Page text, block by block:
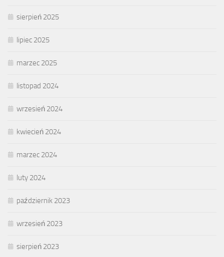
sierpień 2025
lipiec 2025
marzec 2025
listopad 2024
wrzesień 2024
kwiecień 2024
marzec 2024
luty 2024
październik 2023
wrzesień 2023
sierpień 2023